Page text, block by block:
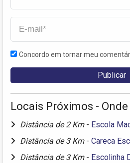
Concordo em tornar meu
Locais Próximos - Onde
Distância de 2 Km - Escola
Distância de 3 Km - Careca
Distância de 3 Km - Escolinha